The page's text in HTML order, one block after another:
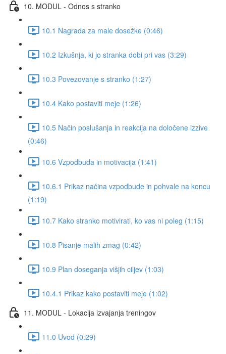
10. MODUL - Odnos s stranko
10.1 Nagrada za male dosežke (0:46)
10.2 Izkušnja, ki jo stranka dobi pri vas (3:29)
10.3 Povezovanje s stranko (1:27)
10.4 Kako postaviti meje (1:26)
10.5 Način poslušanja in reakcija na določene izzive
(0:46)
10.6 Vzpodbuda in motivacija (1:41)
10.6.1 Prikaz načina vzpodbude in pohvale na koncu
(1:19)
10.7 Kako stranko motivirati, ko vas ni poleg (1:15)
10.8 Pisanje malih zmag (0:42)
10.9 Plan doseganja višjih ciljev (1:03)
10.4.1 Prikaz kako postaviti meje (1:02)
11. MODUL - Lokacija izvajanja treningov
11.0 Uvod (0:29)